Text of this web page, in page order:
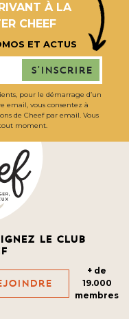
À LA
CHEEF
ET ACTUS
S'inscrire
pour le démarrage d’un
email, vous consentez à
de Cheef par email. Vous
moment.
le club
+ de
19.000
membres